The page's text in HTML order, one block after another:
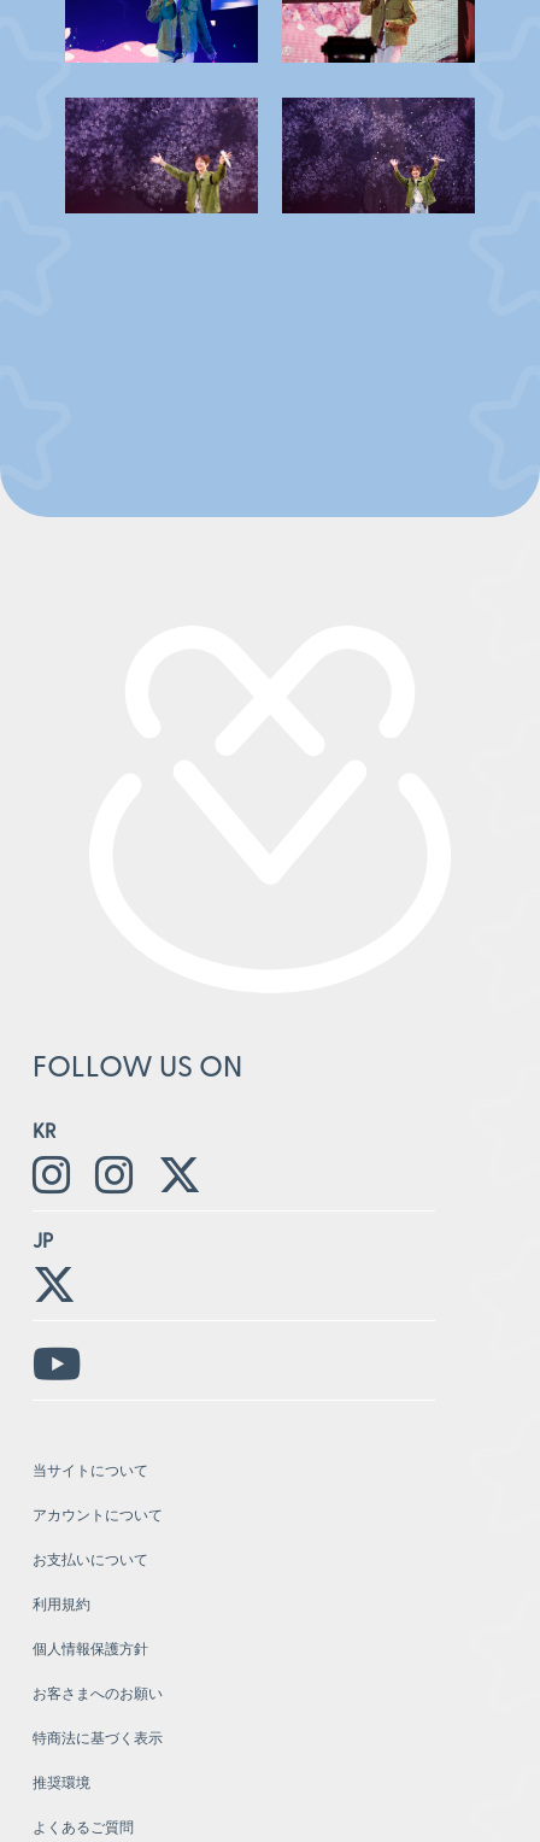
FOLLOW US ON
KR
JP
当サイトについて
アカウントについて
お支払いについて
利用規約
個人情報保護方針
お客さまへのお願い
特商法に基づく表示
推奨環境
よくあるご質問